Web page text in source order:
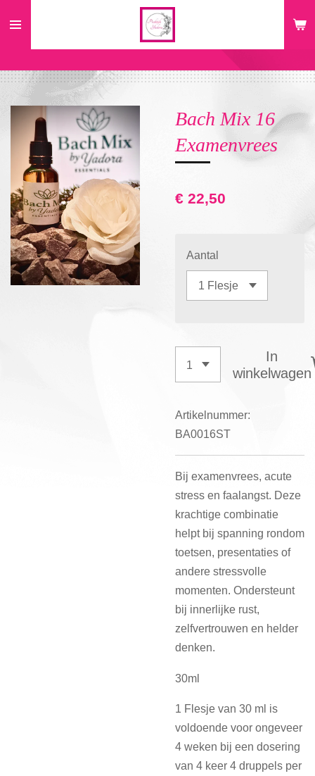
de
hoofdinhoud
Bach Mix 16
Examenvrees
€ 22,50
Aantal
In
winkelwagen
Artikelnummer:
BA0016ST
Bij examenvrees, acute
stress en faalangst. Deze
krachtige combinatie
helpt bij spanning rondom
toetsen, presentaties of
andere stressvolle
momenten. Ondersteunt
bij innerlijke rust,
zelfvertrouwen en helder
denken.
30ml
1 Flesje van 30 ml is
voldoende voor ongeveer
4 weken bij een dosering
van 4 keer 4 druppels per